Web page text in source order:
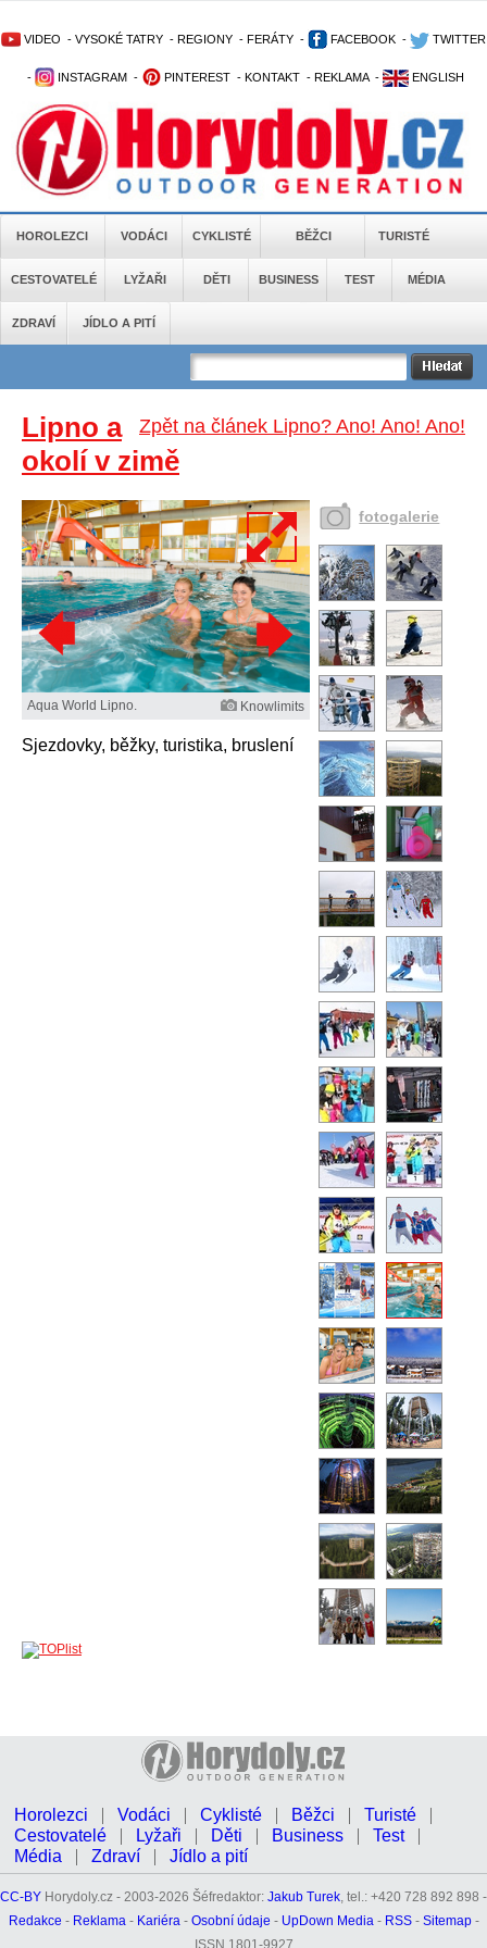
VIDEO - VYSOKÉ TATRY - REGIONY - FERÁTY - FACEBOOK - TWITTER
- INSTAGRAM - PINTEREST - KONTAKT - REKLAMA - ENGLISH
HOROLEZCI VODÁCI CYKLISTÉ BĚŽCI TURISTÉ
CESTOVATELÉ LYŽAŘI DĚTI BUSINESS TEST MÉDIA
ZDRAVÍ JÍDLO A PITÍ
Zpět na článek Lipno? Ano! Ano! Ano!
Lipno a
okolí v zimě
Aqua World Lipno. Knowlimits
Sjezdovky, běžky, turistika, bruslení
fotogalerie
Horolezci Vodáci Cyklisté Běžci
Turisté
Cestovatelé
Lyžaři Děti Business
Test
Média
Zdraví Jídlo a pití
CC-BY Horydoly.cz - 2003-2026 Šéfredaktor: Jakub Turek, tel.: +420 728 892 898 -
Redakce - Reklama- Kariéra- Osobní údaje - UpDown Media- RSS- Sitemap-
ISSN 1801-9927